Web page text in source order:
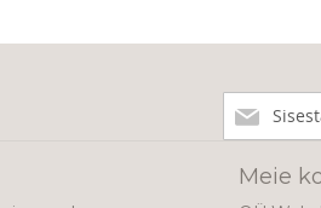
meie
Meie